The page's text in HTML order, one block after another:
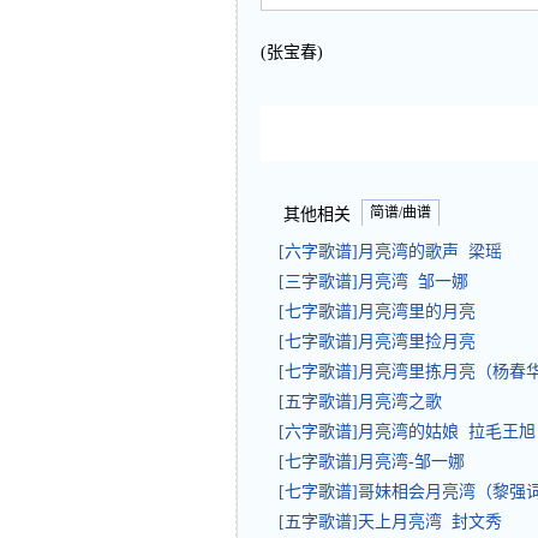
(张宝春)
其他相关 简谱/曲谱
[六字歌谱]月亮湾的歌声 梁瑶
[三字歌谱]月亮湾 邹一娜
[七字歌谱]月亮湾里的月亮
[七字歌谱]月亮湾里捡月亮
[七字歌谱]月亮湾里拣月亮（杨春
[五字歌谱]月亮湾之歌
[六字歌谱]月亮湾的姑娘 拉毛王旭
[七字歌谱]月亮湾-邹一娜
[七字歌谱]哥妹相会月亮湾（黎强
[五字歌谱]天上月亮湾 封文秀